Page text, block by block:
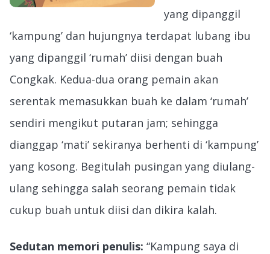
yang dipanggil
‘kampung’ dan hujungnya terdapat lubang ibu
yang dipanggil ‘rumah’ diisi dengan buah
Congkak. Kedua-dua orang pemain akan
serentak memasukkan buah ke dalam ‘rumah’
sendiri mengikut putaran jam; sehingga
dianggap ‘mati’ sekiranya berhenti di ‘kampung’
yang kosong. Begitulah pusingan yang diulang-
ulang sehingga salah seorang pemain tidak
cukup buah untuk diisi dan dikira kalah.
Sedutan memori penulis: “Kampung saya di